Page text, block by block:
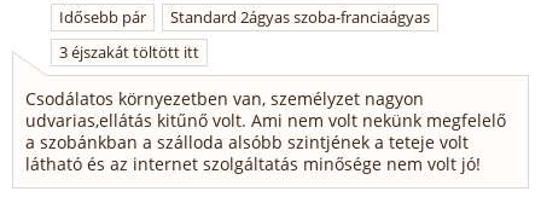
Idősebb pár
Standard 2ágyas szoba-franciaágyas
3 éjszakát töltött itt
Csodálatos környezetben van, személyzet nagyon
udvarias,ellátás kitűnő volt. Ami nem volt nekünk megfelelő
a szobánkban a szálloda alsóbb szintjének a teteje volt
látható és az internet szolgáltatás minősége nem volt jó!